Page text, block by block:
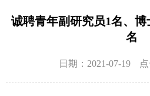
诚聘青年副研究员1名、博
名
日期：2021-07-19